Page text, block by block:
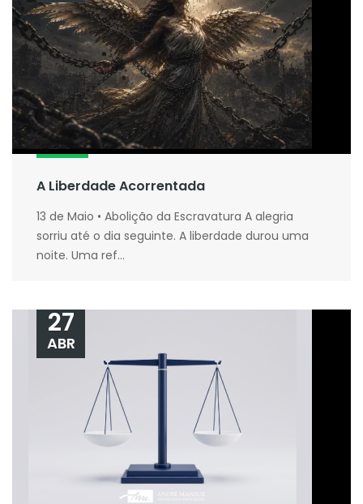
A Liberdade Acorrentada
13 de Maio • Abolição da Escravatura A alegria
sorriu até o dia seguinte. A liberdade durou uma
noite. Uma ref...
27
ABR